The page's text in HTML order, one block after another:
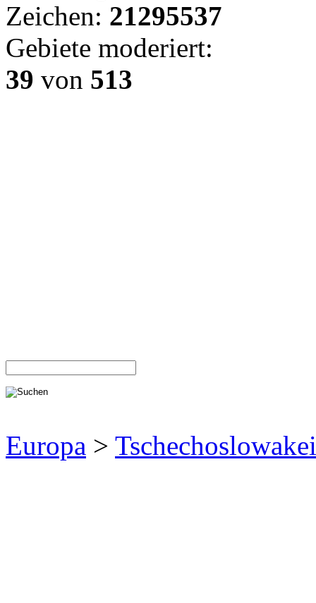
Zeichen: 21295537
Gebiete moderiert:
39 von 513
Europa > Tschechoslowakei